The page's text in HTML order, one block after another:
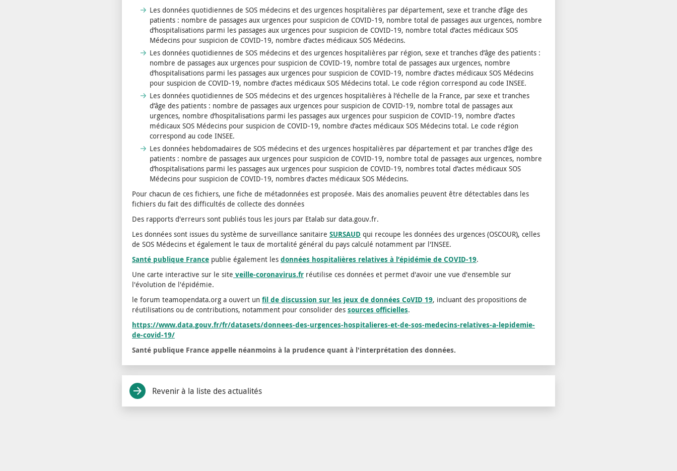
Les données quotidiennes de SOS médecins et des urgences hospitalières par département, sexe et tranche d’âge des
patients : nombre de passages aux urgences pour suspicion de COVID-19, nombre total de passages aux urgences, nombre
d’hospitalisations parmi les passages aux urgences pour suspicion de COVID-19, nombre total d’actes médicaux SOS
Médecins pour suspicion de COVID-19, nombre d’actes médicaux SOS Médecins.
Les données quotidiennes de SOS médecins et des urgences hospitalières par région, sexe et tranches d’âge des patients :
nombre de passages aux urgences pour suspicion de COVID-19, nombre total de passages aux urgences, nombre
d’hospitalisations parmi les passages aux urgences pour suspicion de COVID-19, nombre d’actes médicaux SOS Médecins
pour suspicion de COVID-19, nombre d’actes médicaux SOS Médecins total. Le code région correspond au code INSEE.
Les données quotidiennes de SOS médecins et des urgences hospitalières à l’échelle de la France, par sexe et tranches
d’âge des patients : nombre de passages aux urgences pour suspicion de COVID-19, nombre total de passages aux
urgences, nombre d’hospitalisations parmi les passages aux urgences pour suspicion de COVID-19, nombre d’actes
médicaux SOS Médecins pour suspicion de COVID-19, nombre d’actes médicaux SOS Médecins total. Le code région
correspond au code INSEE.
Les données hebdomadaires de SOS médecins et des urgences hospitalières par département et par tranches d’âge des
patients : nombre de passages aux urgences pour suspicion de COVID-19, nombre total de passages aux urgences, nombre
d’hospitalisations parmi les passages aux urgences pour suspicion de COVID-19, nombres total d’actes médicaux SOS
Médecins pour suspicion de COVID-19, nombres d’actes médicaux SOS Médecins.
Pour chacun de ces fichiers, une fiche de métadonnées est proposée. Mais des anomalies peuvent être détectables dans les
fichiers du fait des difficultés de collecte des données
Des rapports d'erreurs sont publiés tous les jours par Etalab sur data.gouv.fr.
Les données sont issues du système de surveillance sanitaire SURSAUD qui recoupe les données des urgences (OSCOUR), celles
de SOS Médecins et également le taux de mortalité général du pays calculé notamment par l'INSEE.
Santé publique France publie également les données hospitalières relatives à l’épidémie de COVID-19.
Une carte interactive sur le site veille-coronavirus.fr réutilise ces données et permet d'avoir une vue d'ensemble sur
l'évolution de l'épidémie.
le forum teamopendata.org a ouvert un fil de discussion sur les jeux de données CoVID 19, incluant des propositions de
réutilisations ou de contributions, notamment pour consolider des sources officielles.
https://www.data.gouv.fr/fr/datasets/donnees-des-urgences-hospitalieres-et-de-sos-medecins-relatives-a-lepidemie-
de-covid-19/
Santé publique France appelle néanmoins à la prudence quant à l'interprétation des données.
Revenir à la liste des actualités